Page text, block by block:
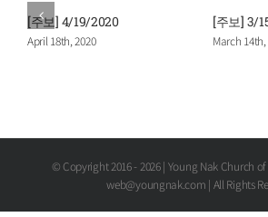
[주보] 4/19/2020
April 18th, 2020
[주보] 3/
March 14th,
© Copyright 2016 - 2026 | Young Nak Church of
web@youngnak.com | All Rights